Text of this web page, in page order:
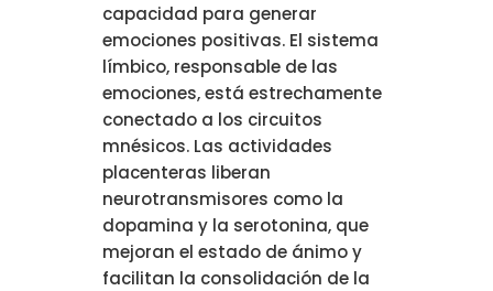
capacidad para generar
emociones positivas. El sistema
límbico, responsable de las
emociones, está estrechamente
conectado a los circuitos
mnésicos. Las actividades
placenteras liberan
neurotransmisores como la
dopamina y la serotonina, que
mejoran el estado de ánimo y
facilitan la consolidación de la